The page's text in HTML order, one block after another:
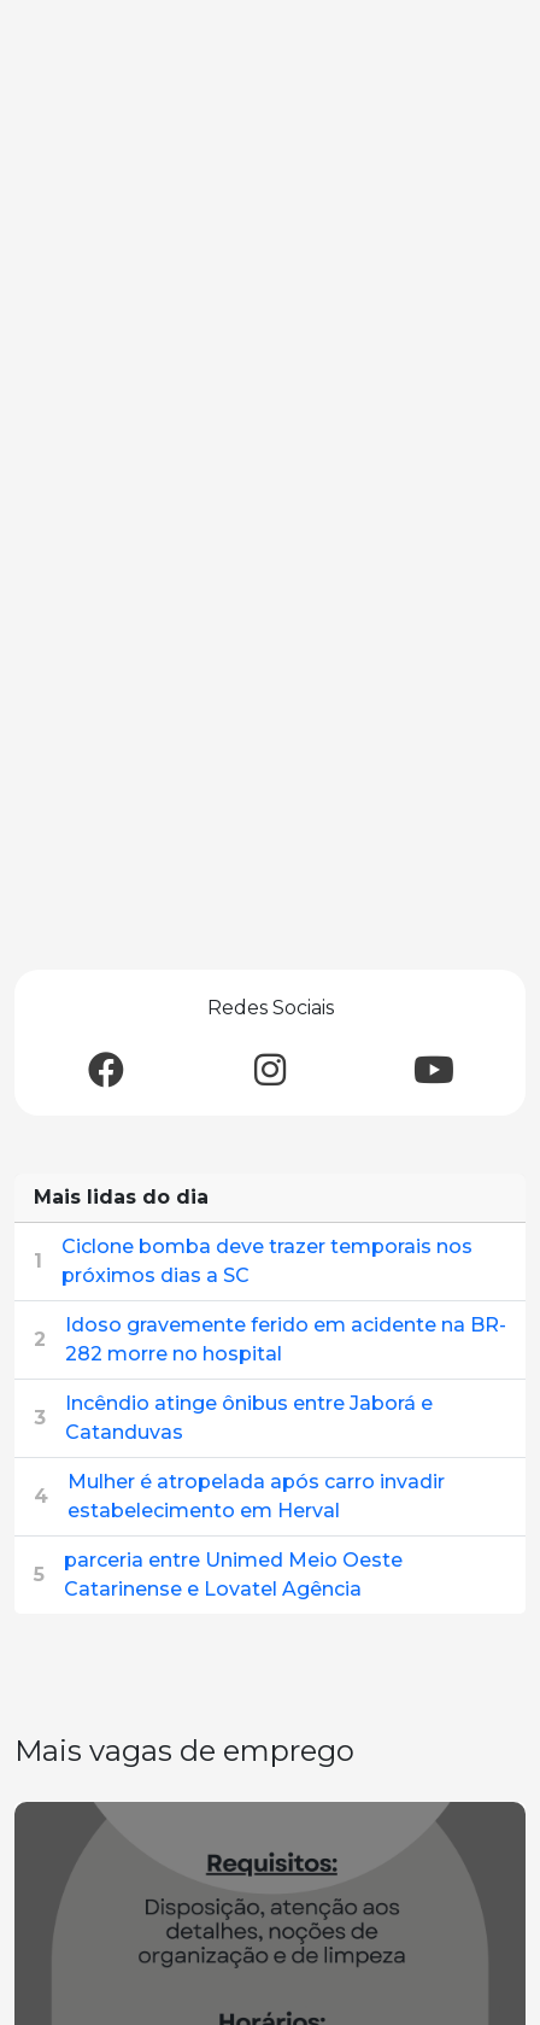
Redes Sociais
Mais lidas do dia
1
Ciclone bomba deve trazer temporais nos
próximos dias a SC
2
Idoso gravemente ferido em acidente na BR-
282 morre no hospital
3
Incêndio atinge ônibus entre Jaborá e
Catanduvas
4
Mulher é atropelada após carro invadir
estabelecimento em Herval
5
parceria entre Unimed Meio Oeste
Catarinense e Lovatel Agência
Mais vagas de emprego